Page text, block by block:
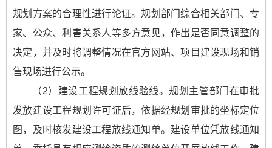
规划方案的合理性进行论证。规划部门综合相关部门、专
家、公众、利害关系人等多方意见，作出是否同意调整的
决定，并及时将调整情况在官方网站、项目建设现场和销
售现场进行公示。
（2）建设工程规划放线验线。规划主管部门在审批
发放建设工程规划许可证后，依据经规划审批的坐标定位
图，及时核发建设工程放线通知单。建设单位凭放线通知